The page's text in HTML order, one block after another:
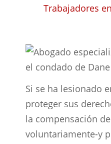
Trabajadores
Si se ha lesionado
proteger sus
la compensación
voluntariamente-y